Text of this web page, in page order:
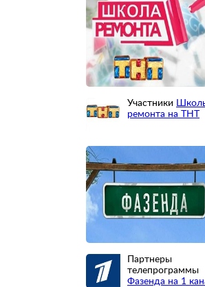
Участники
ремонта на ТНТ
Партнеры
телепрограммы
Фазенда на 1